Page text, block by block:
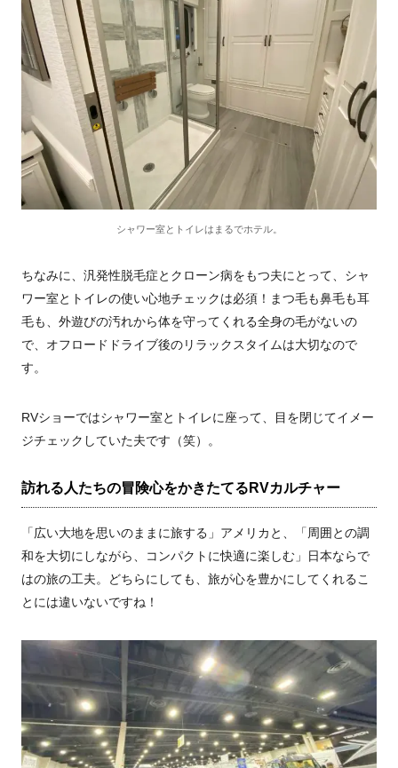
シャワー室とトイレはまるでホテル。
ちなみに、汎発性脱毛症とクローン病をもつ夫にとって、シャ
ワー室とトイレの使い心地チェックは必須！まつ毛も鼻毛も耳
毛も、外遊びの汚れから体を守ってくれる全身の毛がないの
で、オフロードドライブ後のリラックスタイムは大切なので
す。
RVショーではシャワー室とトイレに座って、目を閉じてイメー
ジチェックしていた夫です（笑）。
訪れる人たちの冒険心をかきたてるRVカルチャー
「広い大地を思いのままに旅する」アメリカと、「周囲との調
和を大切にしながら、コンパクトに快適に楽しむ」日本ならで
はの旅の工夫。どちらにしても、旅が心を豊かにしてくれるこ
とには違いないですね！